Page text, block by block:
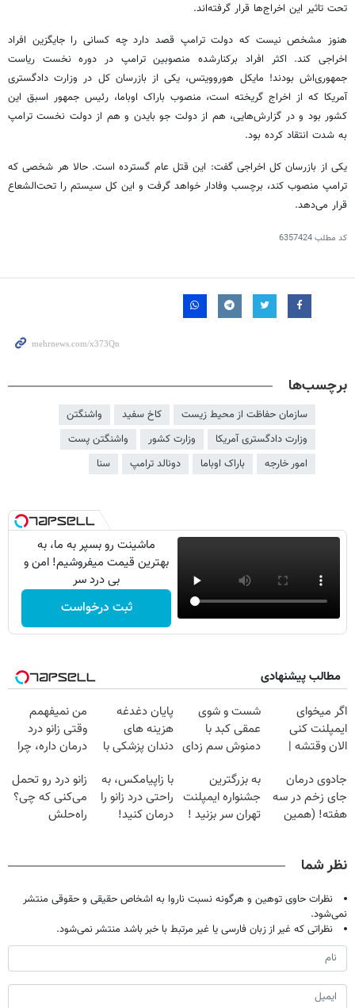
تحت تاثیر این اخراج‌ها قرار گرفته‌اند.
هنوز مشخص نیست که دولت ترامپ قصد دارد چه کسانی را جایگزین افراد
اخراجی کند. اکثر افراد برکنارشده منصوبین ترامپ در دوره نخست ریاست
جمهوری‌اش بودند! مایکل هوروویتس، یکی از بازرسان کل در وزارت دادگستری
آمریکا که از اخراج گریخته است، منصوب باراک اوباما، رئیس جمهور اسبق این
کشور بود و در گزارش‌هایی، هم از دولت جو بایدن و هم از دولت نخست ترامپ
به شدت انتقاد کرده بود.
یکی از بازرسان کل اخراجی گفت: این قتل عام گسترده است. حالا هر شخصی که
ترامپ منصوب کند، برچسب وفادار خواهد گرفت و این کل سیستم را تحت‌الشعاع
قرار می‌دهد.
کد مطلب6357424
برچسب‌ها
سازمان حفاظت از محیط زیست کاخ سفید
واشنگتن
وزارت دادگستری آمریکا
وزارت کشور
واشنگتن پست
امور خارجه
باراک اوباما دونالد ترامپ سنا
ماشینت رو بسپر به ما، به
بهترین قیمت میفروشیم! امن و
بی درد سر
ثبت درخواست
مطالب پیشنهادی
اگر میخوای
ایمپلنت کنی
الان وقتشه |
میلیون تومان!!!
شست و شوی
عمقی کبد با
دمنوش سم زدای
پایان دغدغه
هزینه های
دندان پزشکی با
خانگی
من نمیفهمم
وقتی زانو درد
درمان داره، چرا
تحمل میکنی؟❗
جادوی درمان
جای زخم در سه
هفته! (همین
به بزرگترین
جشنواره ایمپلنت
تهران سر بزنید !
با زاپیامکس، به
راحتی درد زانو را
درمان کنید!
زانو درد رو تحمل
می‌کنی که چی؟
راه‌حلش
نظر شما
نظرات حاوی توهین و هرگونه نسبت ناروا به اشخاص حقیقی و حقوقی منتشر
نمی‌شود.
نظراتی که غیر از زبان فارسی یا غیر مرتبط با خبر باشد منتشر نمی‌شود.